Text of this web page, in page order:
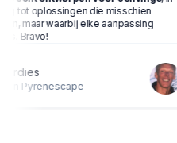
tot oplossingen die misschien
maar waarbij elke aanpassing
Bravo!
Pyrenescape